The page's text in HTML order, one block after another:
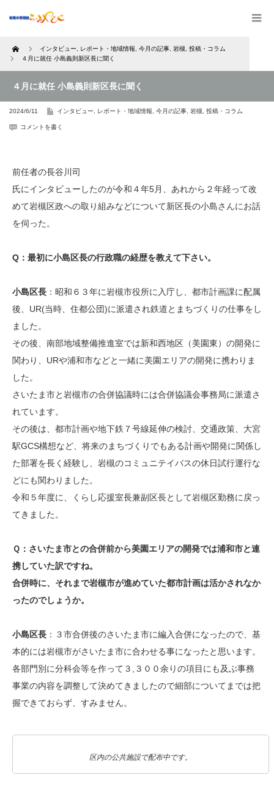
Home インタビュー レポート・地域情報 今月の記事 岩槻
投稿・コラム
４月に就任 小島義則新区長に聞く
４月に就任 小島義則新区長に聞く
2024/6/11 インタビュー レポート・地域情報 今月の記事 岩槻 投稿・コラム
コメントを書く
前任者の長谷川司
氏にインタビューしたのが令和４年5月、あれから２年経って改
めて岩槻区政への取り組みなどについて新区長の小島さんにお話
を伺った。
Q：最初に小島区長の行政職の経歴を教えて下さい。
小島区長 ：昭和６３年に岩槻市役所に入庁し、都市計画課に配属
後、UR(当時、住都公団)に派遣され鉄道とまちづくりの仕事をし
ました。
その後、南部地域整備推進室では新和西地区（美園東）の開発に
関わり、URや浦和市などと一緒に美園エリアの開発に携わりま
した。
さいたま市と岩槻市の合併協議時には合併協議会事務局に派遣さ
れています。
その後は、都市計画や地下鉄７号線延伸の検討、交通政策、大宮
駅GCS構想など、将来のまちづくりでもある計画や開発に関係し
た部署を長く経験し、岩槻のコミュニテイバスの休日試行運行な
どにも関わりました。
令和５年度に、くらし応援室長兼副区長として岩槻区勤務に戻っ
てきました。
Ｑ：さいたま市との合併前から美園エリアの開発では浦和市と連
携していた訳ですね。
合併時に、それまで岩槻市が進めていた都市計画は活かされなか
ったのでしょうか。
小島区長 ：３市合併後のさいたま市に編入合併になったので、基
本的には岩槻市がさいたま市に合わせる事になったと思います。
各部門別に分科会等を作って３,３００余りの項目にも及ぶ事務
事業の内容を調整して決めてきましたので細部についてまでは把
握できておらず、すみません。
区内の公共施設で配布中です。